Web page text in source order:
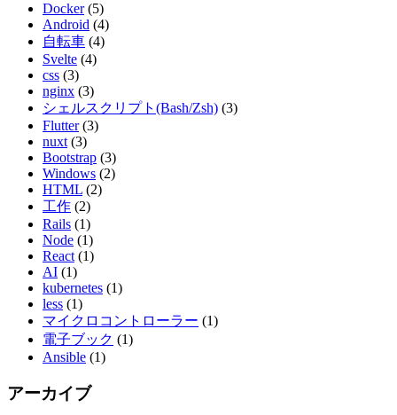
Docker (5)
Android (4)
自転車 (4)
Svelte (4)
css (3)
nginx (3)
シェルスクリプト(Bash/Zsh) (3)
Flutter (3)
nuxt (3)
Bootstrap (3)
Windows (2)
HTML (2)
工作 (2)
Rails (1)
Node (1)
React (1)
AI (1)
kubernetes (1)
less (1)
マイクロコントローラー (1)
電子ブック (1)
Ansible (1)
アーカイブ